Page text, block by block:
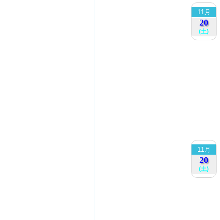
11月
20
(土)
11月
20
(土)